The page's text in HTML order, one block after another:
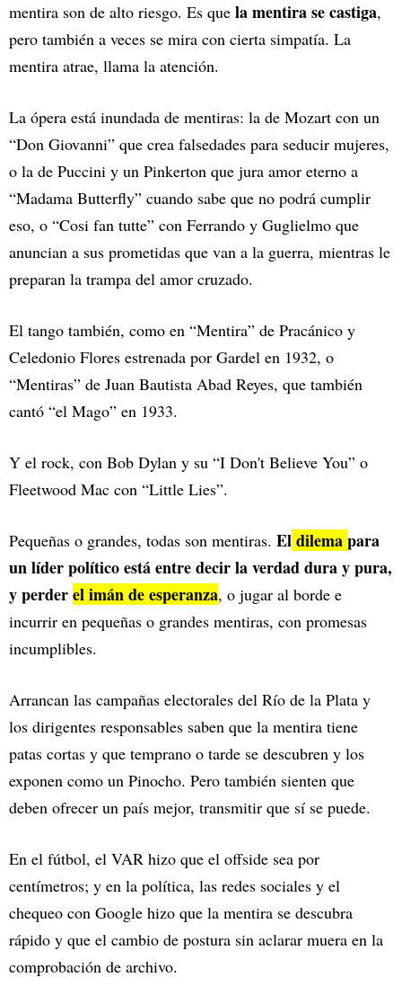
mentira son de alto riesgo. Es que la mentira se castiga,
pero también a veces se mira con cierta simpatía. La
mentira atrae, llama la atención.
La ópera está inundada de mentiras: la de Mozart con un
“Don Giovanni” que crea falsedades para seducir mujeres,
o la de Puccini y un Pinkerton que jura amor eterno a
“Madama Butterfly” cuando sabe que no podrá cumplir
eso, o “Cosi fan tutte” con Ferrando y Guglielmo que
anuncian a sus prometidas que van a la guerra, mientras le
preparan la trampa del amor cruzado.
El tango también, como en “Mentira” de Pracánico y
Celedonio Flores estrenada por Gardel en 1932, o
“Mentiras” de Juan Bautista Abad Reyes, que también
cantó “el Mago” en 1933.
Y el rock, con Bob Dylan y su “I Don't Believe You” o
Fleetwood Mac con “Little Lies”.
Pequeñas o grandes, todas son mentiras. Eldilemapara
un líder político está entre decir la verdad dura y pura,
y perderel imán de esperanza, o jugar al borde e
incurrir en pequeñas o grandes mentiras, con promesas
incumplibles.
Arrancan las campañas electorales del Río de la Plata y
los dirigentes responsables saben que la mentira tiene
patas cortas y que temprano o tarde se descubren y los
exponen como un Pinocho. Pero también sienten que
deben ofrecer un país mejor, transmitir que sí se puede.
En el fútbol, el VAR hizo que el offside sea por
centímetros; y en la política, las redes sociales y el
chequeo con Google hizo que la mentira se descubra
rápido y que el cambio de postura sin aclarar muera en la
comprobación de archivo.